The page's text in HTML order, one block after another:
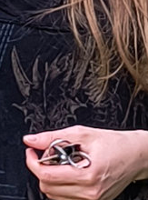
(vor 10 Jahren..!)